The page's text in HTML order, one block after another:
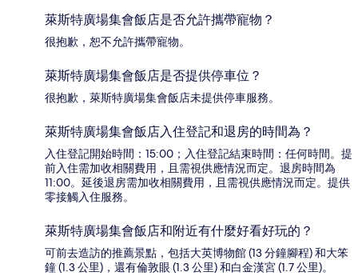
萊斯特廣場集會飯店是否允許攜帶寵物？
很抱歉，恕不允許攜帶寵物。
萊斯特廣場集會飯店是否提供停車位？
很抱歉，萊斯特廣場集會飯店未提供停車服務。
萊斯特廣場集會飯店入住登記和退房的時間為？
入住登記開始時間：15:00；入住登記結束時間：任何時間。提
前入住需加收相關費用，且需視供應情況而定。退房時間為
11:00。延後退房需加收相關費用，且需視供應情況而定。提供
零接觸入住服務。
萊斯特廣場集會飯店和附近有什麼好看好玩的？
可前去造訪的推薦景點，包括大英博物館 (13 分鐘腳程) 和大笨
鐘 (1.3 公里)，還有倫敦眼 (1.3 公里) 和白金漢宮 (1.7 公里)。